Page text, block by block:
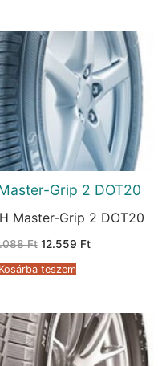
Grip 2 DOT20
Master-Grip 2 DOT20
Ft Original
was:
65.088 Ft.
12.559 FtCurrent
Kosárba teszem